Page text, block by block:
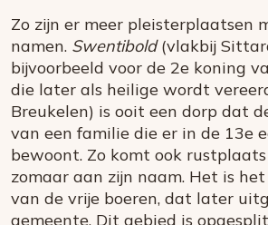
Zo zijn er meer pleisterplaatsen
namen. Swentibold(vlakbij
bijvoorbeeld voor de 2e koning
die later als heilige wordt
Breukelen) is ooit een dorp dat
van een familie die er in de 13e
bewoont. Zo komt ook rustplaats
zomaar aan zijn naam. Het is
van de vrije boeren, dat later
gemeente. Dit gebied is